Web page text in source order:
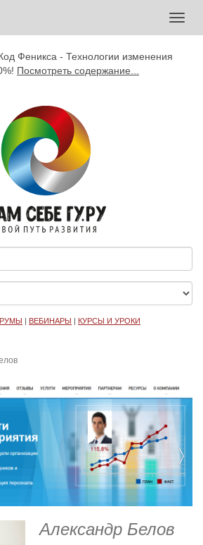
Феникса - Технологии изменения
Посмотреть содержание...
| ВЕБИНАРЫ | КУРСЫ И УРОКИ
Александр Белов